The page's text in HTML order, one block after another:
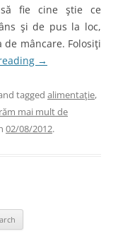
fie cine ştie ce
şi de pus la loc,
mâncare. Folosiţi
→
tagged alimentaţie,
mai mult de
02/08/2012.